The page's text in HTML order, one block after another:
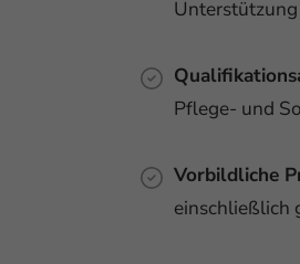
Pflege- und
Vorbildliche
einschließlich